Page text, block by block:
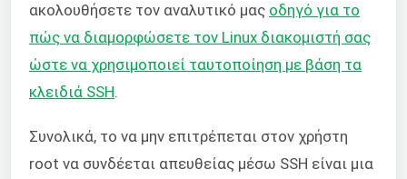
ακολουθήσετε τον αναλυτικό μας οδηγό για το
πώς να διαμορφώσετε τον Linux διακομιστή σας
ώστε να χρησιμοποιεί ταυτοποίηση με βάση τα
κλειδιά SSH.
Συνολικά, το να μην επιτρέπεται στον χρήστη
root να συνδέεται απευθείας μέσω SSH είναι μια